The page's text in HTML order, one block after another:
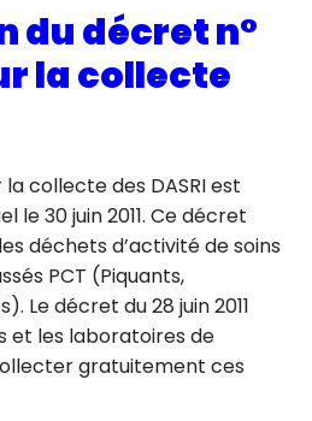
du décret n°
la collecte
collecte des DASRI est
le 30 juin 2011. Ce décret
déchets d’activité de soins
PCT (Piquants,
Le décret du 28 juin 2011
et les laboratoires de
gratuitement ces